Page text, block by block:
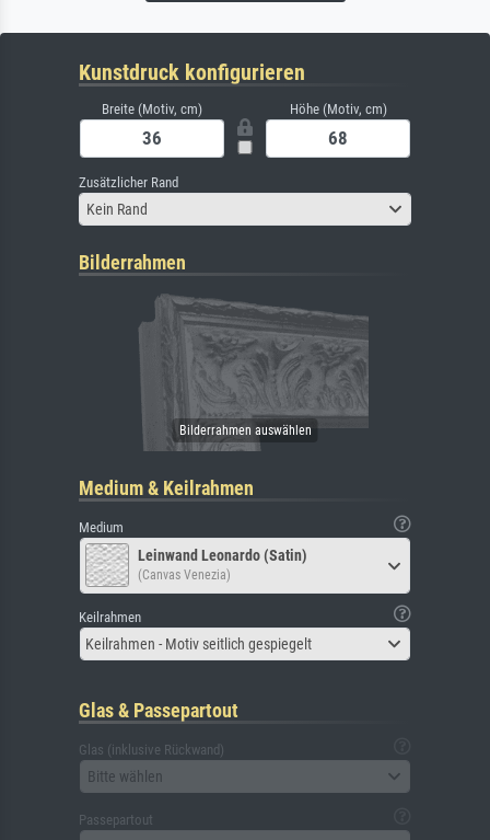
Kunstdruck konfigurieren
Breite (Motiv, cm) Höhe (Motiv, cm)
Zusätzlicher Rand
Kein Rand
Bilderrahmen
Medium & Keilrahmen
Medium
Leinwand Leonardo (Satin)
(Canvas Venezia)
Keilrahmen
Keilrahmen - Motiv seitlich gespiegelt
Glas & Passepartout
Glas (inklusive Rückwand)
Bitte wählen
Passepartout